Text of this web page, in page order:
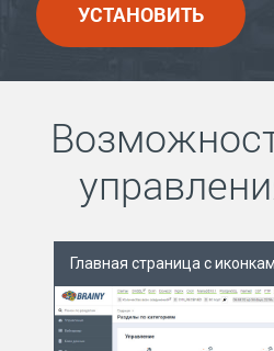
УСТАНОВИТЬ
Главная страница с